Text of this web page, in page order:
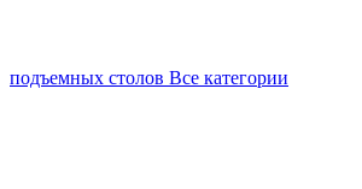
подъемных столов Все категории